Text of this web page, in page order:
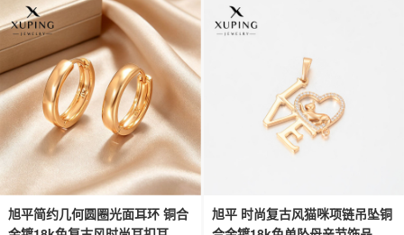
旭平简约几何圆圈光面耳环 铜合
旭平 时尚复古风猫咪项链吊坠铜